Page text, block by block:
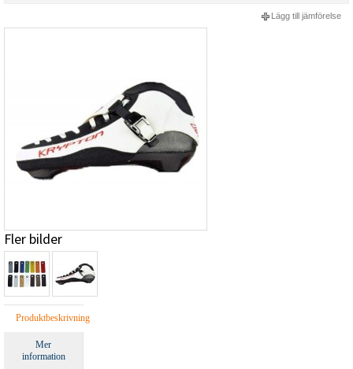
Lägg till jämförelse
Fler bilder
Produktbeskrivning
Mer
information